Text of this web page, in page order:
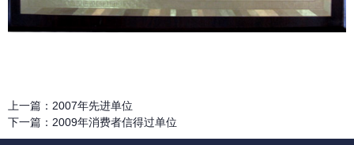
上一篇： 2007年先进单位
下一篇： 2009年消费者信得过单位